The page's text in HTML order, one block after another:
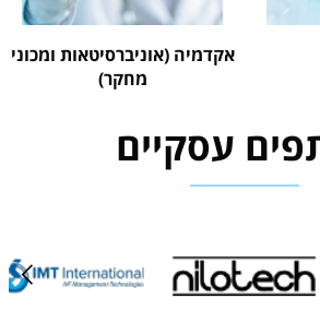
אקדמיה (אוניברסיטאות ומכוני
מחקר)
עסקיים